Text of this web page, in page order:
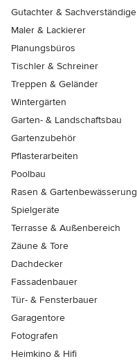
Gutachter & Sachverständige
Maler & Lackierer
Planungsbüros
Tischler & Schreiner
Treppen & Geländer
Wintergärten
Garten- & Landschaftsbau
Gartenzubehör
Pflasterarbeiten
Poolbau
Rasen & Gartenbewässerung
Spielgeräte
Terrasse & Außenbereich
Zäune & Tore
Dachdecker
Fassadenbauer
Tür- & Fensterbauer
Garagentore
Fotografen
Heimkino & Hifi